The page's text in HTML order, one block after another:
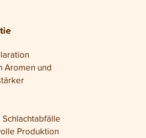
Aromen und
Produktion